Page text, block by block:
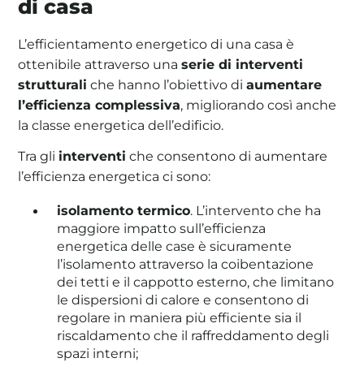
di casa
L’efficientamento energetico di una casa è
ottenibile attraverso unaserie di interventi
strutturali che hanno l’obiettivo diaumentare
l’efficienza complessiva, migliorando così anche
la classe energetica dell’edificio.
Tra gli interventi che consentono di aumentare
l’efficienza energetica ci sono:
isolamento termico. L’intervento che ha
maggiore impatto sull’efficienza
energetica delle case è sicuramente
l’isolamento attraverso la coibentazione
dei tetti e il cappotto esterno, che limitano
le dispersioni di calore e consentono di
regolare in maniera più efficiente sia il
riscaldamento che il raffreddamento degli
spazi interni;